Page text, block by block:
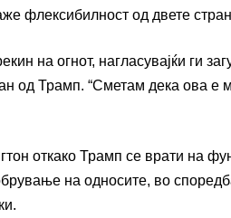
флексибилност од двете
на огнот, нагласувајќи ги
од Трамп. “Сметам дека ова
откако Трамп се врати на
на односите, во